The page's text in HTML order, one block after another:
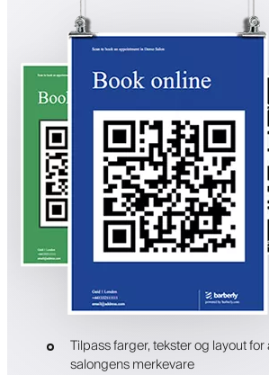
Tilpass farger, tekster og layout
salongens merkevare